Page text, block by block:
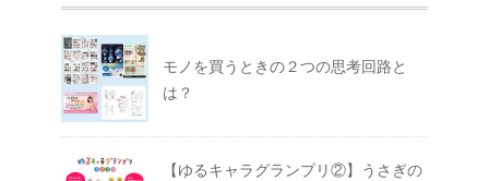
モノを買うときの２つの思考回路と
は？
【ゆるキャラグランプリ②】うさぎの